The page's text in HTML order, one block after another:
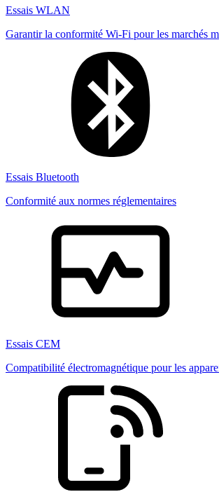
Essais WLAN
Garantir la conformité Wi-Fi pour les marchés
Essais Bluetooth
Conformité aux normes réglementaires
Essais CEM
Compatibilité électromagnétique pour les